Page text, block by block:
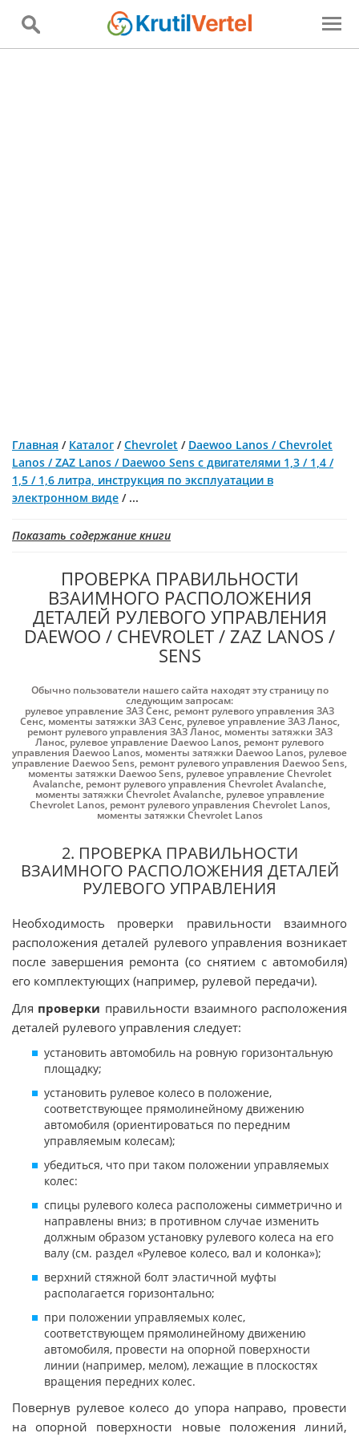
Главная / Каталог /Chevrolet / Daewoo Lanos / Chevrolet
Lanos / ZAZ Lanos / Daewoo Sens c двигателями 1,3 / 1,4 /
1,5 / 1,6 литра, инструкция по эксплуатации в
электронном виде / ...
Показать содержание книги
ПРОВЕРКА ПРАВИЛЬНОСТИ
ВЗАИМНОГО РАСПОЛОЖЕНИЯ
ДЕТАЛЕЙ РУЛЕВОГО УПРАВЛЕНИЯ
DAEWOO / CHEVROLET / ZAZ LANOS /
SENS
Обычно пользователи нашего сайта находят эту страницу по
следующим запросам:
рулевое управление ЗАЗ Cенс, ремонт рулевого управления ЗАЗ
Cенс, моменты затяжки ЗАЗ Cенс, рулевое управление ЗАЗ Ланос,
ремонт рулевого управления ЗАЗ Ланос, моменты затяжки ЗАЗ
Ланос, рулевое управление Daewoo Lanos, ремонт рулевого
управления Daewoo Lanos, моменты затяжки Daewoo Lanos, рулевое
управление Daewoo Sens, ремонт рулевого управления Daewoo Sens,
моменты затяжки Daewoo Sens,рулевое управление Chevrolet
Avalanche, ремонт рулевого управления Chevrolet Avalanche,
моменты затяжки Chevrolet Avalanche, рулевое управление
Chevrolet Lanos, ремонт рулевого управления Chevrolet Lanos,
моменты затяжки Chevrolet Lanos
2. ПРОВЕРКА ПРАВИЛЬНОСТИ
ВЗАИМНОГО РАСПОЛОЖЕНИЯ ДЕТАЛЕЙ
РУЛЕВОГО УПРАВЛЕНИЯ
Необходимость проверки правильности взаимного
расположения деталей рулевого управления возникает
после завершения ремонта (со снятием с автомобиля)
его комплектующих (например, рулевой передачи).
Для проверки правильности взаимного расположения
деталей рулевого управления следует:
установить автомобиль на ровную горизонтальную
площадку;
установить рулевое колесо в положение,
соответствующее прямолинейному движению
автомобиля (ориентироваться по передним
управляемым колесам);
убедиться, что при таком положении управляемых
колес:
спицы рулевого колеса расположены симметрично и
направлены вниз; в противном случае изменить
должным образом установку рулевого колеса на его
валу (см. раздел «Рулевое колесо, вал и колонка»);
верхний стяжной болт эластичной муфты
располагается горизонтально;
при положении управляемых колес,
соответствующем прямолинейному движению
автомобиля, провести на опорной поверхности
линии (например, мелом), лежащие в плоскостях
вращения передних колес.
Повернув рулевое колесо до упора направо, провести
на опорной поверхности новые положения линий,